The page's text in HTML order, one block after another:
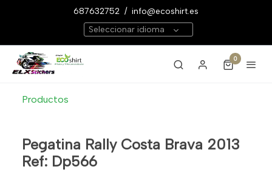
687632752 / info@ecoshirt.es
Seleccionar idioma
0
Productos
Pegatina Rally Costa Brava 2013
Ref: Dp566